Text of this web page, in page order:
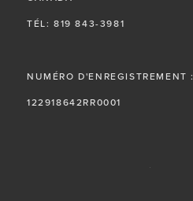
TÉL: 819 843-3981
NUMÉRO D'ENREGISTREMENT :
122918642RR0001